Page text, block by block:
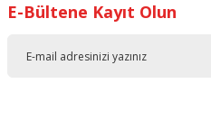
E-Bültene Kayıt Olun